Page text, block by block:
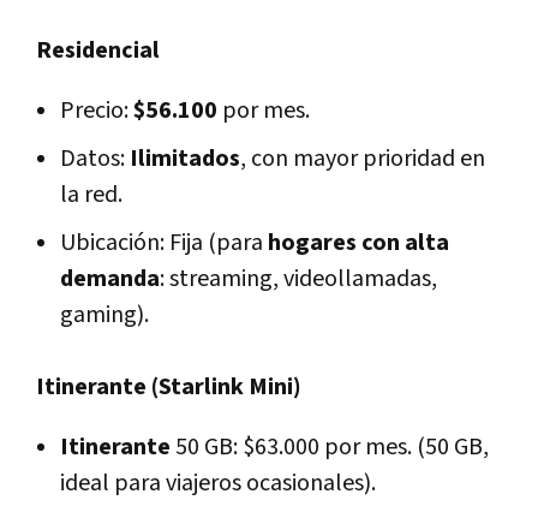
Residencial
Precio:$56.100 por mes.
Datos: Ilimitados, con mayor prioridad en
la red.
Ubicación: Fija (para hogares con alta
demanda: streaming, videollamadas,
gaming).
Itinerante (Starlink Mini)
Itinerante 50 GB: $63.000 por mes. (50 GB,
ideal para viajeros ocasionales).